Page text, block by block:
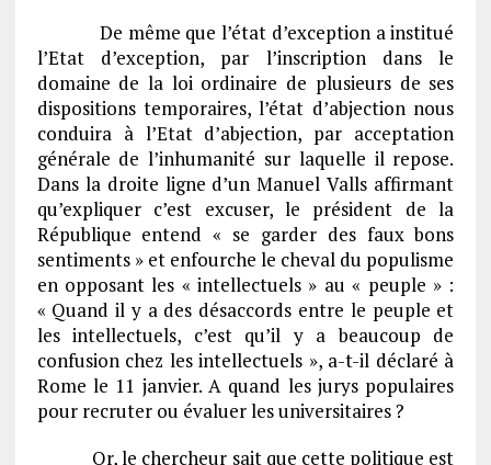
De même que l’état d’exception a institué
l’Etat d’exception, par l’inscription dans le
domaine de la loi ordinaire de plusieurs de ses
dispositions temporaires, l’état d’abjection nous
conduira à l’Etat d’abjection, par acceptation
générale de l’inhumanité sur laquelle il repose.
Dans la droite ligne d’un Manuel Valls affirmant
qu’expliquer c’est excuser, le président de la
République entend « se garder des faux bons
sentiments » et enfourche le cheval du populisme
en opposant les « intellectuels » au « peuple » :
« Quand il y a des désaccords entre le peuple et
les intellectuels, c’est qu’il y a beaucoup de
confusion chez les intellectuels », a-t-il déclaré à
Rome le 11 janvier. A quand les jurys populaires
pour recruter ou évaluer les universitaires ?
Or, le chercheur sait que cette politique est